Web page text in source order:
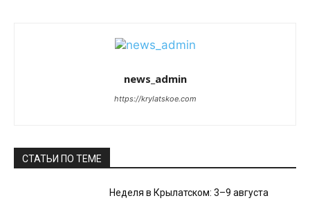
news_admin
https://krylatskoe.com
СТАТЬИ ПО ТЕМЕ
Неделя в Крылатском: 3–9 августа